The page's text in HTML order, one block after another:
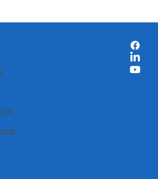
de réduction: quand est-
d’un produit ?